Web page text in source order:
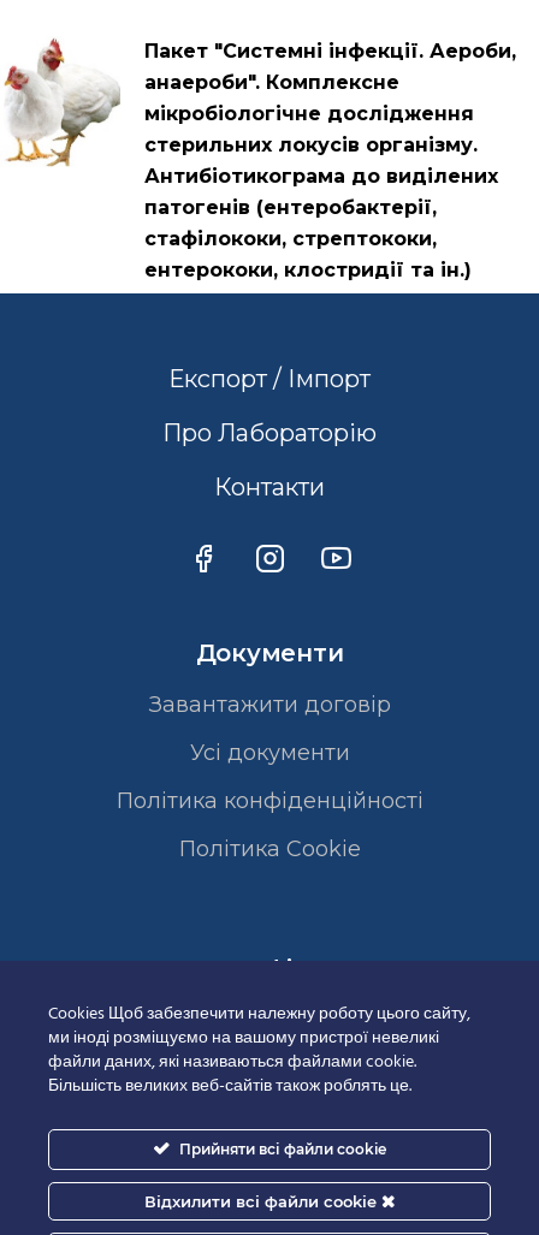
Пакет "Системні інфекції. Аероби,
анаероби". Комплексне
мікробіологічне дослідження
стерильних локусів організму.
Антибіотикограма до виділених
патогенів (ентеробактерії,
стафілококи, стрептококи,
ентерококи, клостридії та ін.)
Експорт / Імпорт
Про Лабораторію
Контакти
Документи
Завантажити договір
Усі документи
Політика конфіденційності
Полiтика Cookie
Сертифікати
Cookies Щоб забезпечити належну роботу цього сайту,
ми іноді розміщуємо на вашому пристрої невеликі
файли даних, які називаються файлами cookie.
Більшість великих веб-сайтів також роблять це.
Прийняти всі файли cookie
Відхилити всі файли cookie